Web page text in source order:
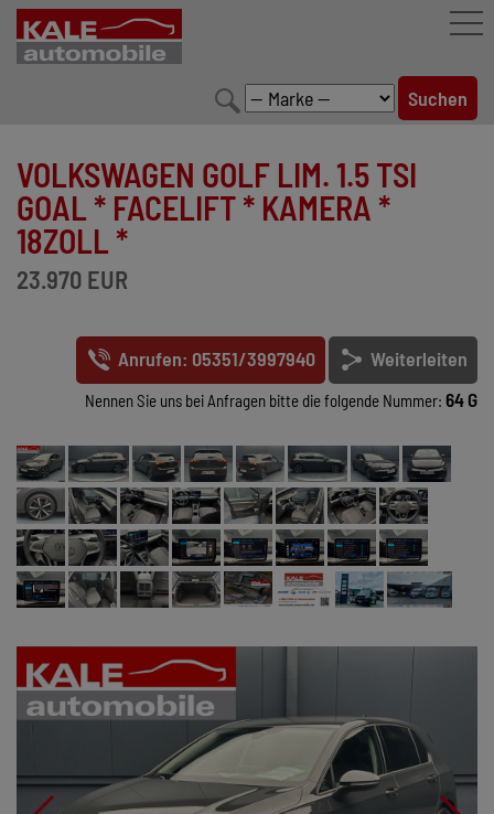
LEISTUNGEN
KONFIGURATOR
MARKENWELT
UNTERNEHMEN
KONTAKT
VOLKSWAGEN GOLF LIM. 1.5 TSI
GOAL * FACELIFT * KAMERA *
18ZOLL *
23.970 EUR
Anrufen: 05351/3997940 Weiterleiten
Nennen Sie uns bei Anfragen bitte die folgende Nummer: 64 G